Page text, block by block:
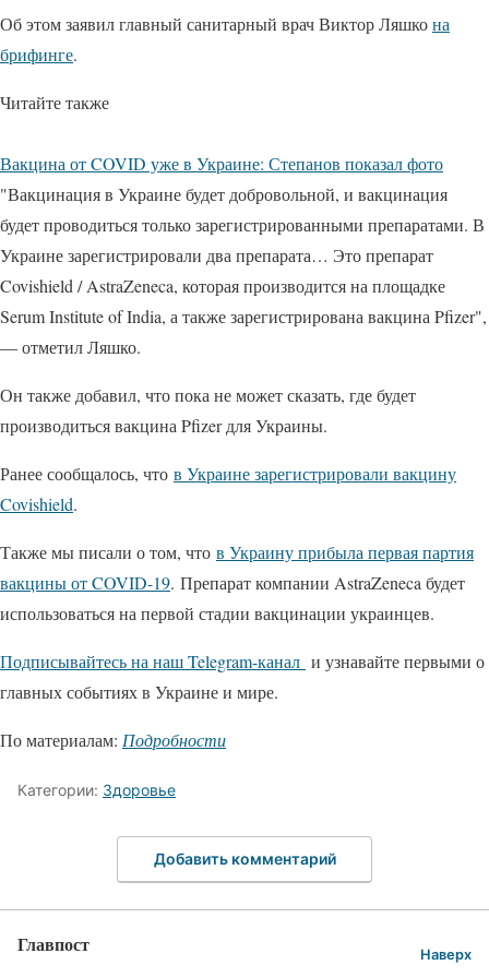
Об этом заявил главный санитарный врач Виктор Ляшкона
брифинге.
Читайте также
Вакцина от COVID уже в Украине: Степанов показал фото
"Вакцинация в Украине будет добровольной, и вакцинация
будет проводиться только зарегистрированными препаратами. В
Украине зарегистрировали два препарата… Это препарат
Covishield / AstraZeneca, которая производится на площадке
Serum Institute of India, а также зарегистрирована вакцина Pfizer",
— отметил Ляшко.
Он также добавил, что пока не может сказать, где будет
производиться вакцина Pfizer для Украины.
Ранее сообщалось, что в Украине зарегистрировали вакцину
Covishield.
Также мы писали о том, что в Украину прибыла первая партия
вакцины от COVID-19. Препарат компании AstraZeneca будет
использоваться на первой стадии вакцинации украинцев.
Подписывайтесь на наш Telegram-канал и узнавайте первыми о
главных событиях в Украине и мире.
По материалам: Подробности
Категории: Здоровье
Добавить комментарий
Главпост Наверх